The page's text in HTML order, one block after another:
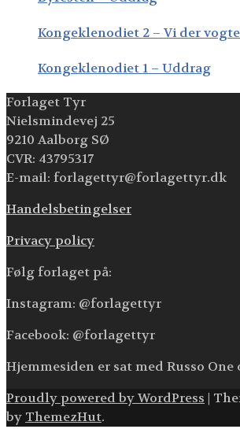
Kongeklenodiet 2 – Vi der
Kongeklenodiet 1 – Uddrag
Forlaget Tyr
Nielsmindevej 25
9210 Aalborg SØ
CVR: 43795317
E-mail: forlagettyr@forlagettyr.dk
Handelsbetingelser
Privacy policy
Følg forlaget på:
Instagram: @forlagettyr
Facebook: @forlagettyr
Hjemmesiden er sat med Russo One
Proudly powered by WordPress |
by ThemezHut.